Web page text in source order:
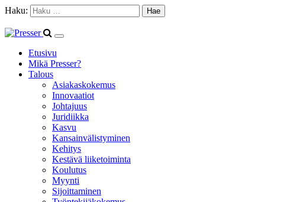
Haku:
Etusivu
Mikä Presser?
Talous
Asiakaskokemus
Innovaatiot
Johtajuus
Juridiikka
Kasvu
Kansainvälistyminen
Kehitys
Kestävä liiketoiminta
Koulutus
Myynti
Sijoittaminen